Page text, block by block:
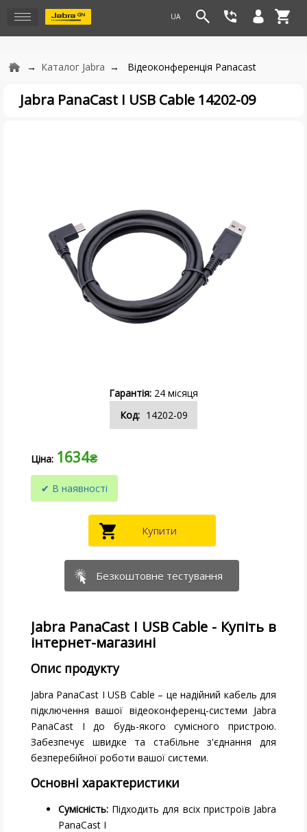
Каталог Jabra Відеоконференція Panacast
Jabra PanaCast I USB Cable 14202-09
24
14202-09
1634₴
Безкоштовне тестування
Jabra PanaCast I USB Cable - Купіть в
інтернет-магазині
Опис продукту
Jabra PanaCast I USB Cable – це надійний кабель для
підключення вашої відеоконференц-системи Jabra
PanaCast I до будь-якого сумісного пристрою.
Забезпечує швидке та стабільне з'єднання для
безперебійної роботи вашої системи.
Основні характеристики
Сумісність: Підходить для всіх пристроїв Jabra
PanaCast I